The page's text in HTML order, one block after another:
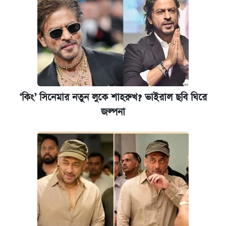
‘কিং’ সিনেমার নতুন লুকে শাহরুখ? ভাইরাল ছবি ঘিরে
জল্পনা